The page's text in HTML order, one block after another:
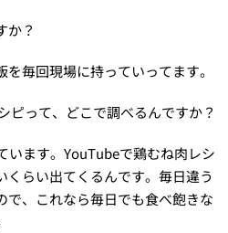
？
毎回現場に持っていってます。
って、どこで調べるんですか？
ます。YouTubeで鶏むね肉レシ
くらい出てくるんです。毎日違う
で、これなら毎日でも食べ飽きな